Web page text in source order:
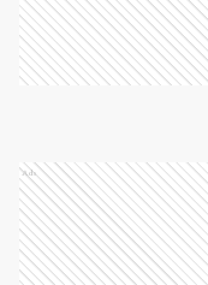
Ads